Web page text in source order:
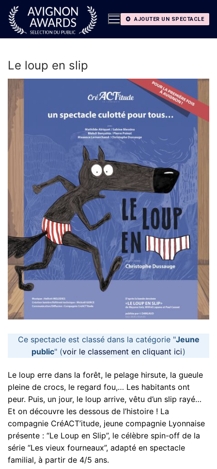
Aller
contenu
AJOUTER UN SPECTACLE
Le loup en slip
Ce spectacle est classé dans la catégorie "Jeune
public" (voir le classement en cliquant ici)
Le loup erre dans la forêt, le pelage hirsute, la gueule
pleine de crocs, le regard fou,… Les habitants ont
peur. Puis, un jour, le loup arrive, vêtu d’un slip rayé…
Et on découvre les dessous de l’histoire ! La
compagnie CréACT’itude, jeune compagnie Lyonnaise
présente : “Le Loup en Slip”, le célèbre spin-off de la
série “Les vieux fourneaux”, adapté en spectacle
familial, à partir de 4/5 ans.